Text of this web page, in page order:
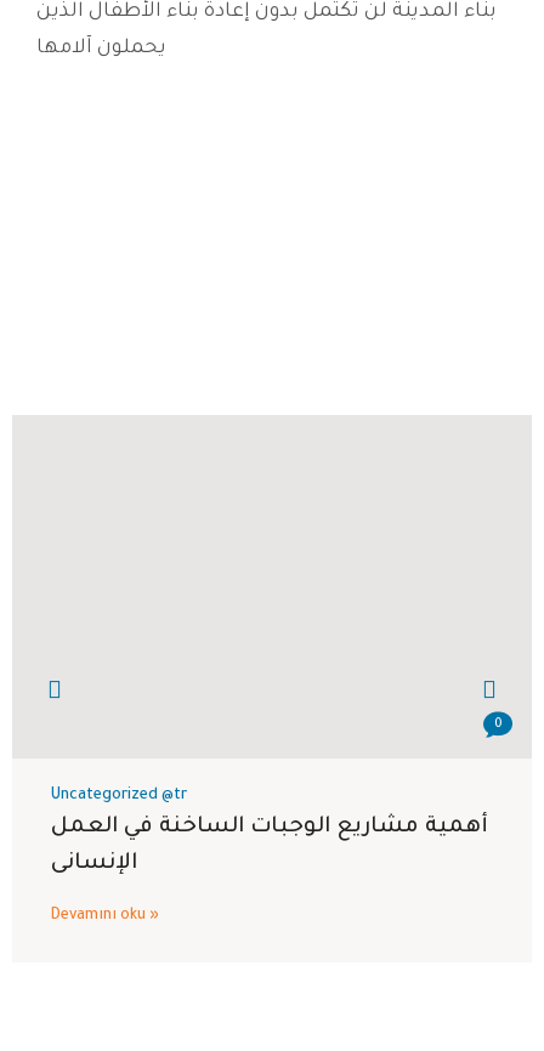
بناء المدينة لن تكتمل بدون إعادة بناء الأطفال الذين
يحملون آلامها
0
Uncategorized @tr
أهمية مشاريع الوجبات الساخنة في العمل
الإنسانى
Devamını oku »